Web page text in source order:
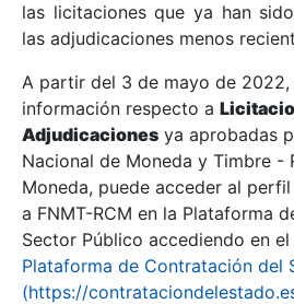
Mostrar/Ocultar
Mostrar/Ocultar
las licitaciones que ya han
las adjudicaciones menos
A partir del 3 de mayo de
información respecto a
Adjudicaciones ya aprobadas
Nacional de Moneda y Timbre -
Moneda, puede acceder al
a FNMT-RCM en la Plataforma
Sector Público accediendo en
Plataforma de Contratación del
(https://